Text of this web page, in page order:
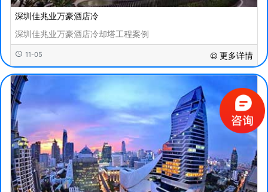
深圳佳兆业万豪酒店冷
深圳佳兆业万豪酒店冷却塔工程案例
11-05 更多详情